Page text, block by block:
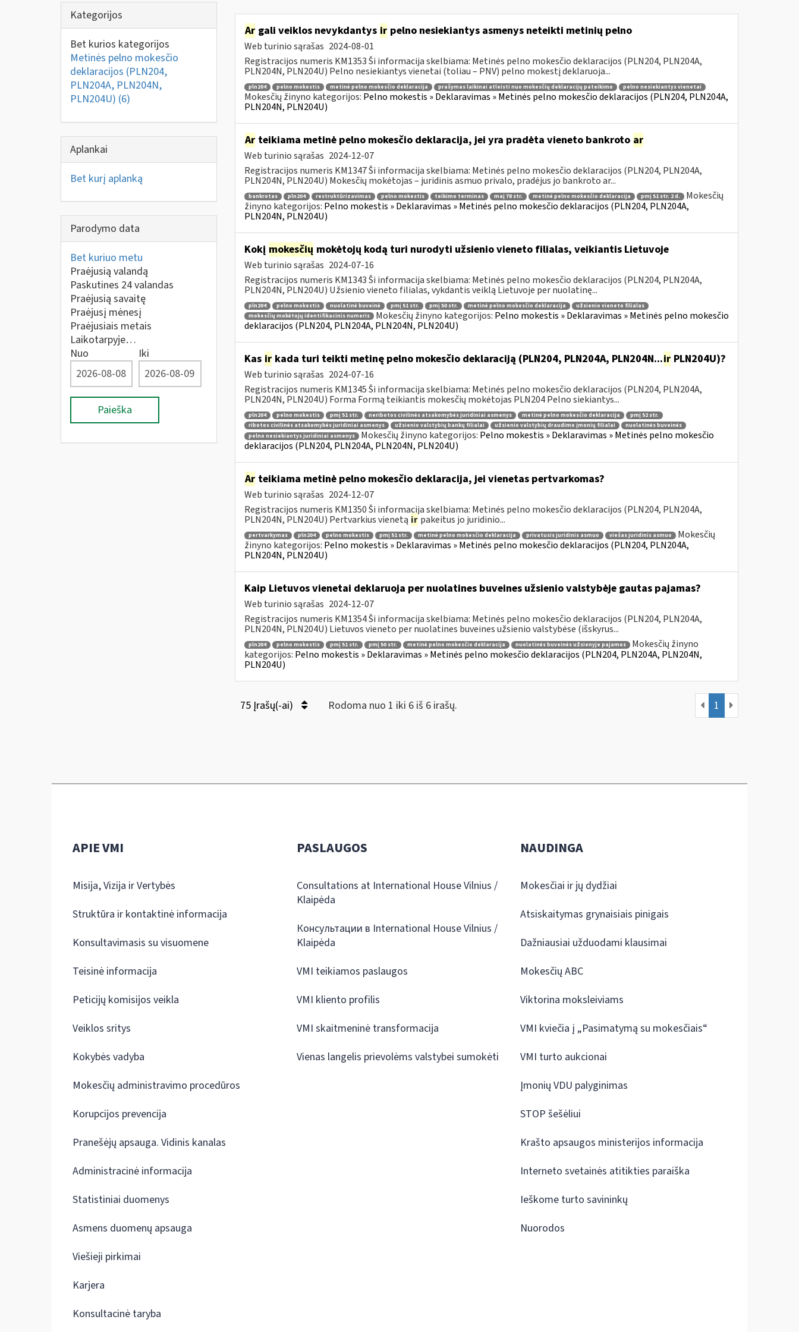
Kategorijos
Bet kurios kategorijos
Metinės pelno mokesčio
deklaracijos (PLN204,
PLN204A, PLN204N,
PLN204U) (6)
Aplankai
Bet kurį aplanką
Parodymo data
Bet kuriuo metu
Praėjusią valandą
Paskutines 24 valandas
Praėjusią savaitę
Praėjusį mėnesį
Praėjusiais metais
Laikotarpyje…
Nuo
Iki
Paieška
Argali veiklos nevykdantys irpelno nesiekiantys asmenys neteikti metinių pelno
Web turinio sąrašas 2024-08-01
Registracijos numeris KM1353 Ši informacija skelbiama: Metinės pelno mokesčio deklaracijos (PLN204, PLN204A,
PLN204N, PLN204U) Pelno nesiekiantys vienetai (toliau – PNV) pelno mokestį deklaruoja...
pln204 pelno mokestis metinė pelno mokesčio deklaracija prašymas laikinai atleisti nuo mokesčių deklaracijų pateikimo pelno nesiekiantys vienetai
Mokesčių žinyno kategorijos: Pelno mokestis » Deklaravimas » Metinės pelno mokesčio deklaracijos (PLN204, PLN204A,
PLN204N, PLN204U)
Arteikiama metinė pelno mokesčio deklaracija, jei yra pradėta vieneto bankroto ar
Web turinio sąrašas 2024-12-07
Registracijos numeris KM1347 Ši informacija skelbiama: Metinės pelno mokesčio deklaracijos (PLN204, PLN204A,
PLN204N, PLN204U) Mokesčių mokėtojas – juridinis asmuo privalo, pradėjus jo bankroto ar...
bankrotas pln204 restruktūrizavimas pelno mokestis teikimo terminas maį 78 str. metinė pelno mokesčio deklaracija pmį 51 str. 2 d.
Mokesčių
žinyno kategorijos: Pelno mokestis » Deklaravimas » Metinės pelno mokesčio deklaracijos (PLN204, PLN204A,
PLN204N, PLN204U)
Kokį mokesčių mokėtojų kodą turi nurodyti užsienio vieneto filialas, veikiantis Lietuvoje
Web turinio sąrašas 2024-07-16
Registracijos numeris KM1343 Ši informacija skelbiama: Metinės pelno mokesčio deklaracijos (PLN204, PLN204A,
PLN204N, PLN204U) Užsienio vieneto filialas, vykdantis veiklą Lietuvoje per nuolatinę...
pln204 pelno mokestis nuolatinė buveinė pmį 51 str. pmį 50 str. metinė pelno mokesčio deklaracija
užsienio vieneto filialas
mokesčių mokėtojų identifikacinis numeris
Mokesčių žinyno kategorijos: Pelno mokestis » Deklaravimas » Metinės pelno mokesčio
deklaracijos (PLN204, PLN204A, PLN204N, PLN204U)
Kas irkada turi teikti metinę pelno mokesčio deklaraciją (PLN204, PLN204A, PLN204N...irPLN204U)?
Web turinio sąrašas 2024-07-16
Registracijos numeris KM1345 Ši informacija skelbiama: Metinės pelno mokesčio deklaracijos (PLN204, PLN204A,
PLN204N, PLN204U) Forma Formą teikiantis mokesčių mokėtojas PLN204 Pelno siekiantys...
pln204 pelno mokestis pmį 51 str. neribotos civilinės atsakomybės juridiniai asmenys metinė pelno mokesčio deklaracija
pmį 52 str.
ribotos civilinės atsakomybės juridiniai asmenys
užsienio valstybių bankų filialai užsienio valstybių draudimo įmonių filialai
nuolatinės buveinės
pelno nesiekiantys juridiniai asmenys
Mokesčių žinyno kategorijos: Pelno mokestis » Deklaravimas » Metinės pelno mokesčio
deklaracijos (PLN204, PLN204A, PLN204N, PLN204U)
Arteikiama metinė pelno mokesčio deklaracija, jei vienetas pertvarkomas?
Web turinio sąrašas 2024-12-07
Registracijos numeris KM1350 Ši informacija skelbiama: Metinės pelno mokesčio deklaracijos (PLN204, PLN204A,
PLN204N, PLN204U) Pertvarkius vienetą ir pakeitus jo juridinio...
pertvarkymas pln204 pelno mokestis pmį 51 str. metinė pelno mokesčio deklaracija privatusis juridinis asmuo viešas juridinis asmuo
Mokesčių
žinyno kategorijos: Pelno mokestis » Deklaravimas » Metinės pelno mokesčio deklaracijos (PLN204, PLN204A,
PLN204N, PLN204U)
Kaip Lietuvos vienetai deklaruoja per nuolatines buveines užsienio valstybėje gautas pajamas?
Web turinio sąrašas 2024-12-07
Registracijos numeris KM1354 Ši informacija skelbiama: Metinės pelno mokesčio deklaracijos (PLN204, PLN204A,
PLN204N, PLN204U) Lietuvos vieneto per nuolatines buveines užsienio valstybėse (išskyrus...
pln204 pelno mokestis pmį 51 str. pmį 50 str. metinė pelno mokesčio deklaracija nuolatinės buveinės užsienyje pajamos
Mokesčių žinyno
kategorijos: Pelno mokestis » Deklaravimas » Metinės pelno mokesčio deklaracijos (PLN204, PLN204A, PLN204N,
PLN204U)
75 Įrašų(-ai) Rodoma nuo 1 iki 6 iš 6 irašų. 1
APIE VMI
Misija, Vizija ir Vertybės
Struktūra ir kontaktinė informacija
Konsultavimasis su visuomene
Teisinė informacija
Peticijų komisijos veikla
Veiklos sritys
Kokybės vadyba
Mokesčių administravimo procedūros
Korupcijos prevencija
Pranešėjų apsauga. Vidinis kanalas
Administracinė informacija
Statistiniai duomenys
Asmens duomenų apsauga
Viešieji pirkimai
Karjera
Konsultacinė taryba
PASLAUGOS
Consultations at International House Vilnius /
Klaipėda
Консультации в International House Vilnius /
Klaipėda
VMI teikiamos paslaugos
VMI kliento profilis
VMI skaitmeninė transformacija
Vienas langelis prievolėms valstybei sumokėti
NAUDINGA
Mokesčiai ir jų dydžiai
Atsiskaitymas grynaisiais pinigais
Dažniausiai užduodami klausimai
Mokesčių ABC
Viktorina moksleiviams
VMI kviečia į „Pasimatymą su mokesčiais“
VMI turto aukcionai
Įmonių VDU palyginimas
STOP šešėliui
Krašto apsaugos ministerijos informacija
Interneto svetainės atitikties paraiška
Ieškome turto savininkų
Nuorodos